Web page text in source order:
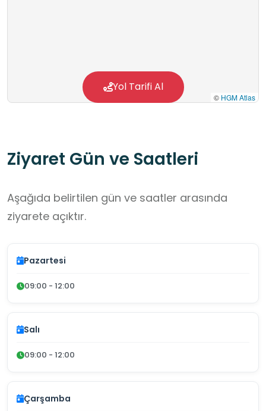
Doç. Dr. Yunus Pınar (Okuduğunu Anlama), Öğr.
Gör. Dr. Evren Cappellaro (Fen Okuryazarlığı),
Öğr. Gör. Tülin Tümtürk (Yaratıcı Drama) , Öğr.
© HGM Atlas
Yol Tarifi Al
Ziyaret Gün ve Saatleri
Aşağıda belirtilen gün ve saatler arasında
ziyarete açıktır.
Pazartesi
09:00 - 12:00
Salı
09:00 - 12:00
Çarşamba